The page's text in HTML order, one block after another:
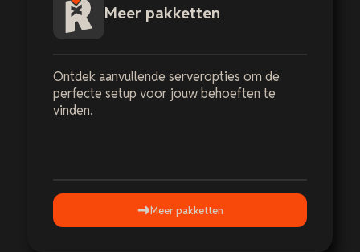
Meer pakketten
Ontdek aanvullende serveropties om de
perfecte setup voor jouw behoeften te
vinden.
Meer pakketten